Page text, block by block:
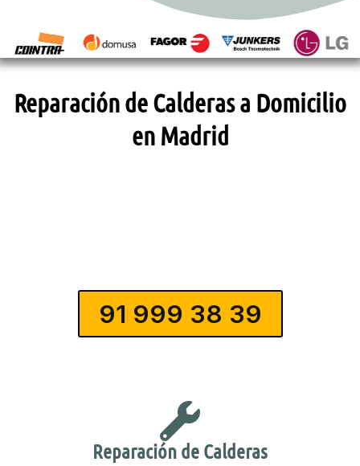
Reparación de Calderas a Domicilio
en Madrid
91 999 38 39
Reparación de Calderas